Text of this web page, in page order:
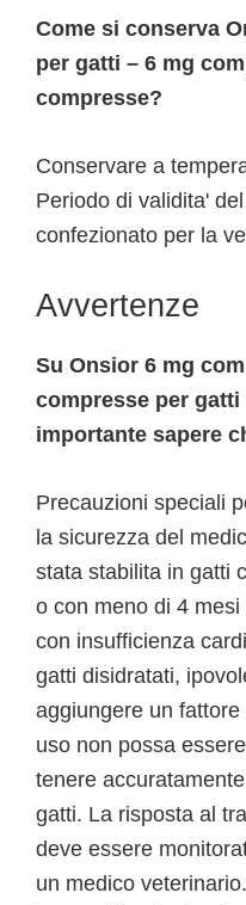
Come si conserva
per gatti – 6 mg
compresse?
Conservare a
Periodo di validita'
confezionato per la
Avvertenze
Su Onsior 6 mg
compresse per gatti
importante sapere
Precauzioni speciali
la sicurezza del
stata stabilita in gatti
o con meno di 4
con insufficienza
gatti disidratati,
aggiungere un
uso non possa
tenere
gatti. La risposta al
deve essere
un medico